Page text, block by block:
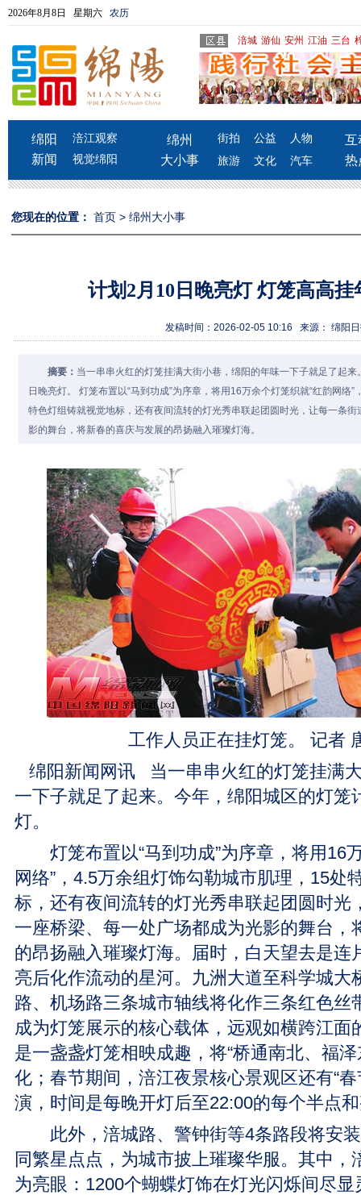
2026年8月8日 星期六 农历
涪城 游仙 安州 江油 三台
绵阳
新闻
涪江观察
视觉绵阳
绵州
大小事
街拍 公益
人物
旅游
文化 汽车
互
热
您现在的位置： 首页 > 绵州大小事
计划2月10日晚亮灯 灯笼高高挂
发稿时间：2026-02-05 10:16 来源： 绵阳
摘要： 当一串串火红的灯笼挂满大街小巷，绵阳的年味一下子就足了起
日晚亮灯。 灯笼布置以“马到功成”为序章，将用16万余个灯笼织就“红韵网络
特色灯组铸就视觉地标，还有夜间流转的灯光秀串联起团圆时光，让每一条
影的舞台，将新春的喜庆与发展的昂扬融入璀璨灯海。
工作人员正在挂灯笼。 记者
绵阳新闻网讯 当一串串火红的灯笼挂满
一下子就足了起来。今年，绵阳城区的灯笼
灯。
灯笼布置以“马到功成”为序章，将用16
网络”，4.5万余组灯饰勾勒城市肌理，15处
标，还有夜间流转的灯光秀串联起团圆时光
一座桥梁、每一处广场都成为光影的舞台，
的昂扬融入璀璨灯海。届时，白天望去是连
亮后化作流动的星河。九洲大道至科学城大
路、机场路三条城市轴线将化作三条红色丝
成为灯笼展示的核心载体，远观如横跨江面
是一盏盏灯笼相映成趣，将“桥通南北、福
化；春节期间，涪江夜景核心景观区还有“
演，时间是每晚开灯后至22:00的每个半点
此外，涪城路、警钟街等4条路段将安装
同繁星点点，为城市披上璀璨华服。其中，
为亮眼：1200个蝴蝶灯饰在灯光闪烁间尽